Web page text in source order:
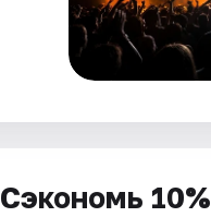
Сэкономь